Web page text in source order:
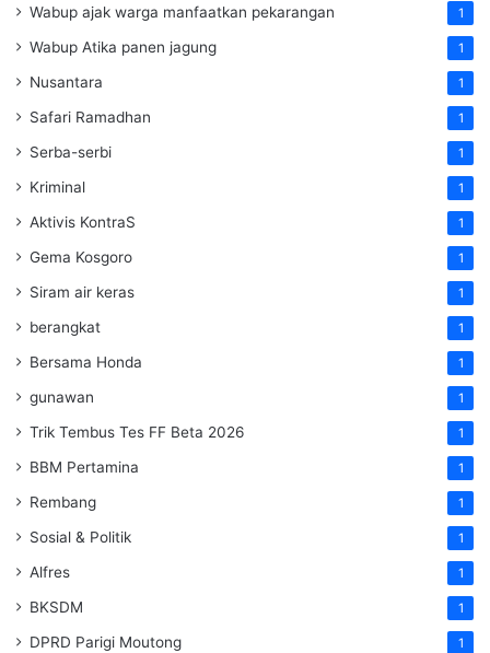
Wabup ajak warga manfaatkan pekarangan 1
Wabup Atika panen jagung 1
Nusantara 1
Safari Ramadhan 1
Serba-serbi 1
Kriminal 1
Aktivis KontraS 1
Gema Kosgoro 1
Siram air keras 1
berangkat 1
Bersama Honda 1
gunawan 1
Trik Tembus Tes FF Beta 2026 1
BBM Pertamina 1
Rembang 1
Sosial & Politik 1
Alfres 1
BKSDM 1
DPRD Parigi Moutong 1